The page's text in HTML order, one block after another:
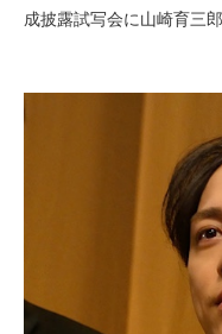
成披露試写会に山崎育三